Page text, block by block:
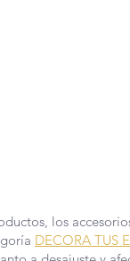
los
DECORA TUS